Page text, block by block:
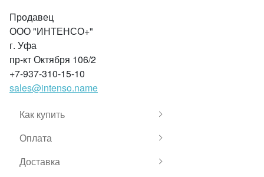
Продавец
ООО "ИНТЕНСО+"
г. Уфа
пр-кт Октября 106/2
+7-937-310-15-10
sales@intenso.name
Как купить
Оплата
Доставка